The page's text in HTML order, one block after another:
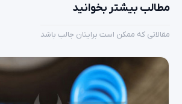
مطالب بیشتر بخوانید
مقالاتی که ممکن است برایتان جالب باشد